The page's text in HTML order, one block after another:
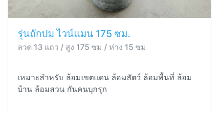
รุ่นถักปม ไวน์แมน 175 ซม.
ลวด 13 แถว / สูง 175 ซม / ห่าง 15 ซม
เหมาะสำหรับ ล้อมเขตแดน ล้อมสัตว์ ล้อมพื้นที่ ล้อม
บ้าน ล้อมสวน กันคนบุกรุก